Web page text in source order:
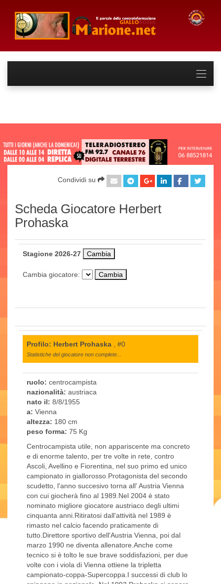
Condividi su
Scheda Giocatore Herbert
Prohaska
Stagione 2026-27
Cambia giocatore:
Profilo: Herbert Prohaska , #0
Statistiche del giocatore non complete...
ruolo: centrocampista
nazionalità: austriaca
nato il: 8/8/1955
a: Vienna
altezza: 180 cm
peso forma: 75 Kg
Centrocampista utile, non appariscente ma concreto
e di enorme talento, per tre volte in rete, contro
Ascoli, Avellino e Fiorentina, nel suo primo ed unico
campionato in giallorosso.Protagonista del secondo
scudetto, l'anno succesivo torna all' Austria Vienna
con cui giocherà fino al 1989.Nel 2004 è stato
nominato migliore giocatore austriaco degli ultimi
cinquanta anni.Ritiratosi dall'attività nel 1989 è
rimasto nel calcio facendo praticamente di
tutto.Direttore sportivo dell'Austria Vienna, poi dal
marzo 1990 ne diventa allenatore.Anche come
tecnico si è tolto le sue brave soddisfazioni, per due
volte con i viola di Vienna ottiene la tripletta
campionato-coppa-Supercoppa.I successi di club lo